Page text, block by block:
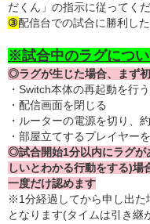
だくん」の指示に従ってく
③配信台での試合に勝利し
※試合中のラグにつ
◎ラグが生じた場合、まず
・Switch本体の再起動を行う
・配信画面を閉じる
・ルーターの電源を切り、
・部屋立てするプレイヤー
◎試合開始1分以内にラグが
しいとわかる行動をする)
一度だけ認めます
※1分経過してから申し出た
となります(タイムは引き継